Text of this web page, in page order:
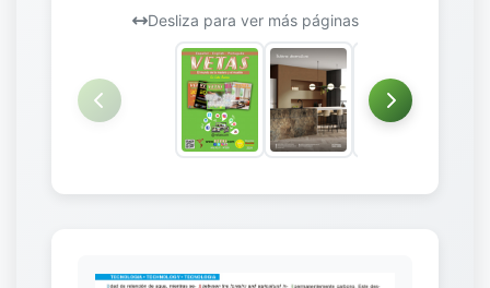
Desliza para ver más páginas